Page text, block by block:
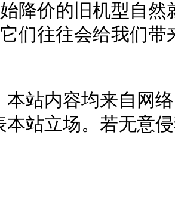
降价的旧机型自
们往往会给我们带
本站内容均来自网
本站立场。若无意